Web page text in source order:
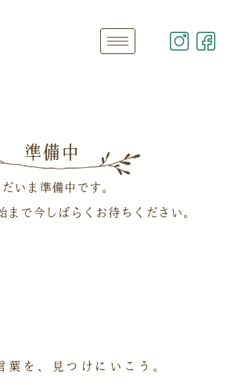
準備中
だいま準備中です。
まで今しばらくお待ちください。
葉を、見つけにいこう。